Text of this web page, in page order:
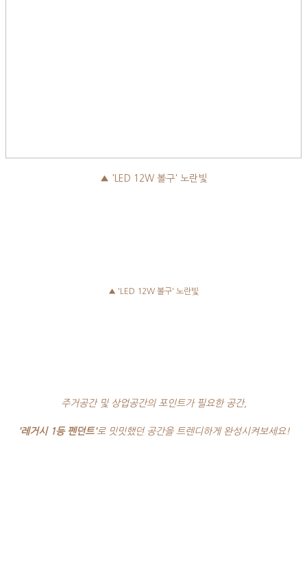
▲ 'LED 12W 볼구' 노란빛
▲ 'LED 12W 볼구' 노란빛
주거공간 및 상업공간의 포인트가 필요한 공간,
'레거시 1등 펜던트'로 밋밋했던 공간을 트렌디하게 완성시켜보세요!